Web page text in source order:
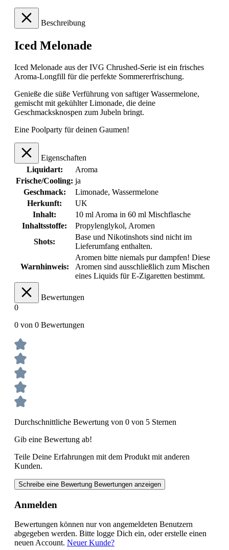
Beschreibung
Iced Melonade
Iced Melonade aus der IVG Chrushed-Serie ist ein frisches
Aroma-Longfill für die perfekte Sommererfrischung.
Genieße die süße Verführung von saftiger Wassermelone,
gemischt mit gekühlter Limonade, die deine
Geschmacksknospen zum Jubeln bringt.
Eine Poolparty für deinen Gaumen!
Eigenschaften
Liquidart:
Aroma
Frische/Cooling: ja
Geschmack:
Limonade, Wassermelone
Herkunft:
UK
Inhalt:
10 ml Aroma in 60 ml Mischflasche
Inhaltsstoffe:
Propylenglykol, Aromen
Shots:
Base und Nikotinshots sind nicht im
Lieferumfang enthalten.
Warnhinweis:
Aromen bitte niemals pur dampfen! Diese
Aromen sind ausschließlich zum Mischen
eines Liquids für E-Zigaretten bestimmt.
Bewertungen
0
0 von 0 Bewertungen
Durchschnittliche Bewertung von 0 von 5 Sternen
Gib eine Bewertung ab!
Teile Deine Erfahrungen mit dem Produkt mit anderen
Kunden.
Schreibe eine Bewertung Bewertungen anzeigen
Anmelden
Bewertungen können nur von angemeldeten Benutzern
abgegeben werden. Bitte logge Dich ein, oder erstelle einen
neuen Account. Neuer Kunde?